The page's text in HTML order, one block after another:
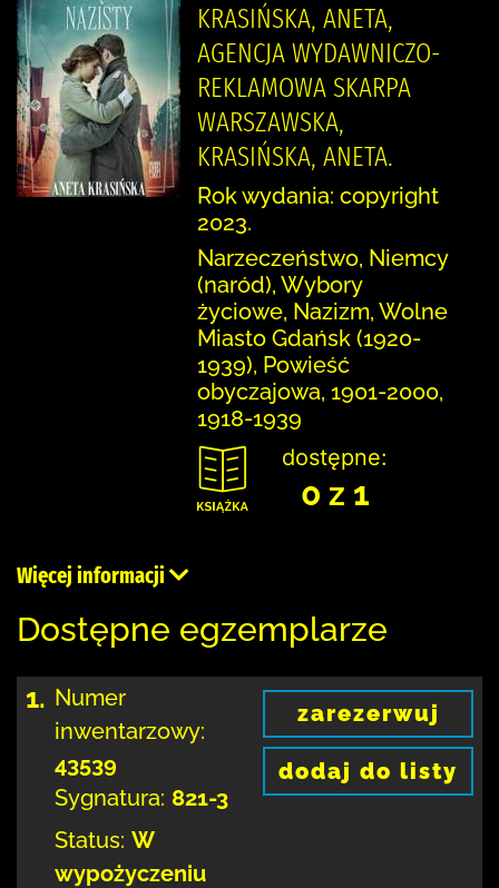
KRASIŃSKA, ANETA,
AGENCJA WYDAWNICZO-
REKLAMOWA SKARPA
WARSZAWSKA,
KRASIŃSKA, ANETA.
Rok wydania: copyright
2023.
Narzeczeństwo, Niemcy
(naród), Wybory
życiowe, Nazizm, Wolne
Miasto Gdańsk (1920-
1939), Powieść
obyczajowa, 1901-2000,
1918-1939
dostępne:
0 z 1
Więcej informacji
Dostępne egzemplarze
1. Numer
inwentarzowy:
43539
Sygnatura: 821-3
Status: W
wypożyczeniu
zarezerwuj
dodaj do listy